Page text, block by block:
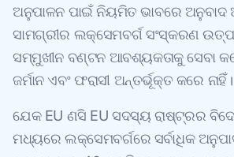
ଅନୁପାଳନ ପାଇଁ ନିୟମିତ ଭାବରେ
ସାମଗ୍ରୀର ଲକ୍ସେମବର୍ଗ ସଂସ୍କରଣ
ସମ୍ମୁଖୀନ ବଣ୍ଟନ ଆବଶ୍ୟକତାକୁ ସେବା
ଜର୍ମାନ ଏବଂ ଫରାସୀ ଅନ୍ତର୍ଭୂକ୍ତ କରେ ନାହିଁ।
ଯେକ EU ଣସି EU ସଦସ୍ୟ ରାଷ୍ଟ୍ରର
ମଧ୍ୟରେ ଲକ୍ସେମବର୍ଗରେ ସର୍ବାଧିକ